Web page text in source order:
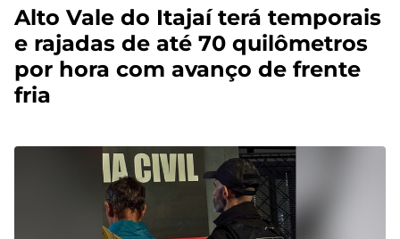
Alto Vale do Itajaí terá temporais
e rajadas de até 70 quilômetros
por hora com avanço de frente
fria